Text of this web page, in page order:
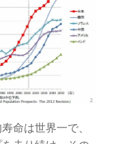
命は世界一で、